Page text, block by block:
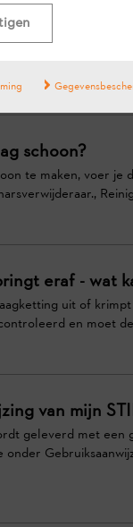
in gebruik?
in gebruik te
zaagblad, ketting,
schoon?
te maken, voer
eraf - wat
uit of
en moet
van mijn
geleverd met een